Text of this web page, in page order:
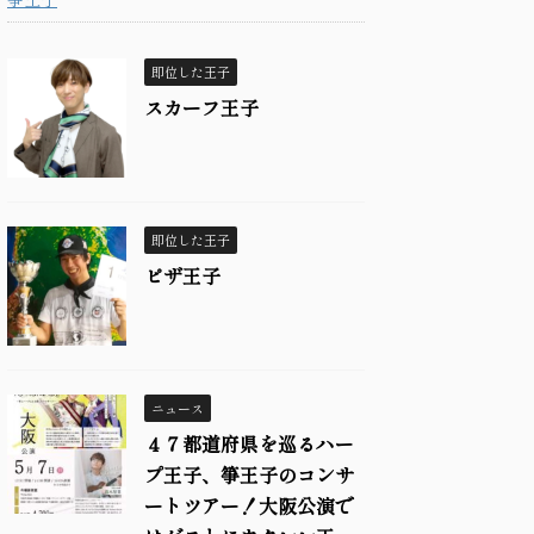
即位した王子
スカーフ王子
即位した王子
ピザ王子
ニュース
４７都道府県を巡るハー
プ王子、箏王子のコンサ
ートツアー！大阪公演で